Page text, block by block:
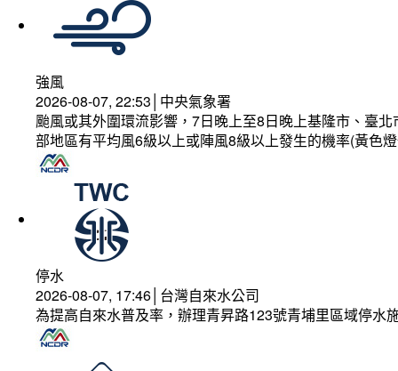
強風
2026-08-07, 22:53│中央氣象署
颱風或其外圍環流影響，7日晚上至8日晚上基隆市、臺
部地區有平均風6級以上或陣風8級以上發生的機率(黃色
停水
2026-08-07, 17:46│台灣自來水公司
為提高自來水普及率，辦理青昇路123號青埔里區域停水